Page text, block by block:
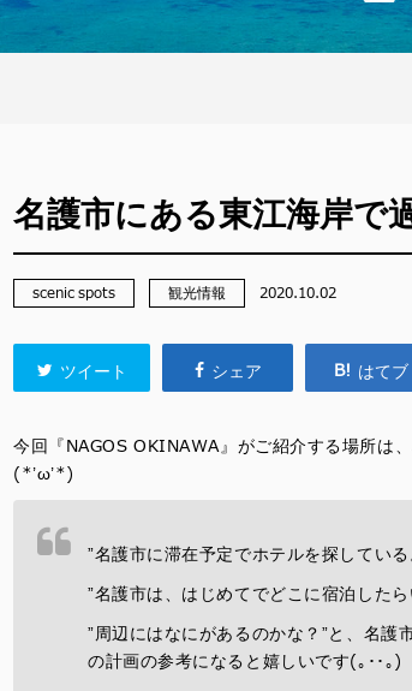
名護市にある東江海岸で
scenic spots 観光情報 2020.10.02
ツイート シェア はてブ
今回『NAGOS OKINAWA』がご紹介する場所は
(*’ω’*)
”名護市に滞在予定でホテルを探している
”名護市は、はじめてでどこに宿泊した
”周辺にはなにがあるのかな？”と、名護
の計画の参考になると嬉しいです(｡･･｡)